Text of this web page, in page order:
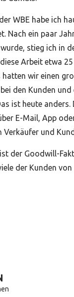
WBE habe ich
Nach ein paar
stieg ich in
Arbeit etwa
hatten wir einen
den Kunden und
ist heute anders.
E-Mail, App
Verkäufer und
der Goodwill-
der Kunden